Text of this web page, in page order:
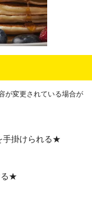
が変更されている場合が
手掛けられる★
る★